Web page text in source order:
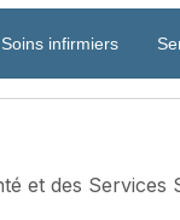
Soins infirmiers
et des